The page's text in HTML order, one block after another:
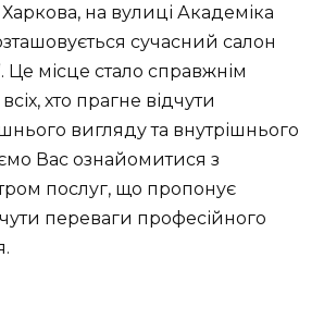
на вулиці Академіка
сучасний салон
Це місце стало справжнім
хто прагне відчути
вигляду та внутрішнього
Вас ознайомитися з
послуг, що пропонує
переваги професійного